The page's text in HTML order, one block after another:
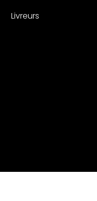
Livreurs